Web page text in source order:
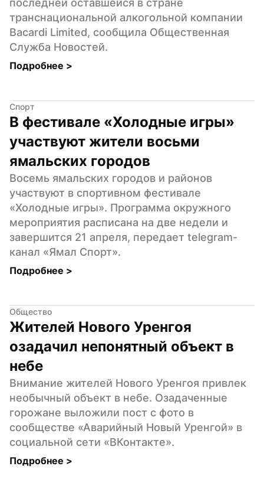
последней оставшейся в стране
транснациональной алкогольной компании
Bacardi Limited, сообщила Общественная
Служба Новостей.
Подробнее >
Спорт
В фестивале «Холодные игры»
участвуют жители восьми
ямальских городов
Восемь ямальских городов и районов
участвуют в спортивном фестивале
«Холодные игры». Программа окружного
мероприятия расписана на две недели и
завершится 21 апреля, передает telegram-
канал «Ямал Спорт».
Подробнее >
Общество
Жителей Нового Уренгоя
озадачил непонятный объект в
небе
Внимание жителей Нового Уренгоя привлек
необычный объект в небе. Озадаченные
горожане выложили пост с фото в
сообществе «Аварийный Новый Уренгой» в
социальной сети «ВКонтакте».
Подробнее >